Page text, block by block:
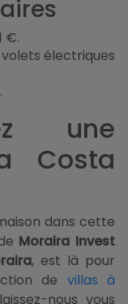
€.
électriques
une
Costa
dans cette
Moraira Invest
, est là pour
de villas à
nous vous